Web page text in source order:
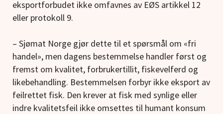
eksportforbudet ikke omfavnes av EØS artikkel 12
eller protokoll 9.
– Sjømat Norge gjør dette til et spørsmål om «fri
handel», men dagens bestemmelse handler først og
fremst om kvalitet, forbrukertillit, fiskevelferd og
likebehandling. Bestemmelsen forbyr ikke eksport av
feilrettet fisk. Den krever at fisk med synlige eller
indre kvalitetsfeil ikke omsettes til humant konsum